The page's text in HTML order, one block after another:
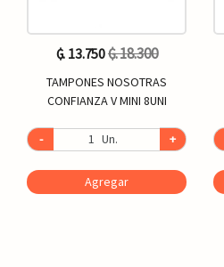
₲. 13.750₲. 18.300
TAMPONES NOSOTRAS
CONFIANZA V MINI 8UNI
- Un. +
Agregar